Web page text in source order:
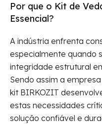
Por que o Kit de
Essencial?
A indústria enfrenta
especialmente quando
integridade estrutural
Sendo assim a
kit BIRKOZIT
estas necessidades
solução confiável e